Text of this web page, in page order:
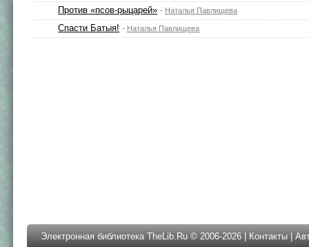
Против «псов-рыцарей» - Наталья Павлищева
Спасти Батыя! - Наталья Павлищева
Электронная библиотека TheLib.Ru © 2006-2026 | Контакты |